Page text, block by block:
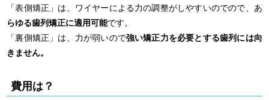
「表側矯正」は、ワイヤーによる力の調整がしやすいのでので、あ
らゆる歯列矯正に適用可能です。
「裏側矯正」は、力が弱いので強い矯正力を必要とする歯列には向
きません。
費用は？